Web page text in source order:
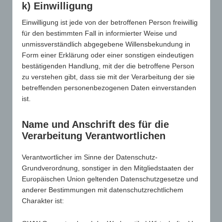
Werbeartikel?“
Dass Werbeartikel gemessen an anderen
Werbeformen zu den kosteneffizientesten
Werbemedien überhaupt gehören und in
der Werbewirkung unschlagbar sind,
belegen aktuelle Studienergebnisse von
k) Einwilligung
Einwilligung ist jede von der betroffenen Person freiwillig
für den bestimmten Fall in informierter Weise und
unmissverständlich abgegebene Willensbekundung in
Form einer Erklärung oder einer sonstigen eindeutigen
bestätigenden Handlung, mit der die betroffene Person
zu verstehen gibt, dass sie mit der Verarbeitung der sie
betreffenden personenbezogenen Daten einverstanden
ist.
Name und Anschrift des für die
Verarbeitung Verantwortlichen
Verantwortlicher im Sinne der Datenschutz-
Grundverordnung, sonstiger in den Mitgliedstaaten der
Europäischen Union geltenden Datenschutzgesetze und
anderer Bestimmungen mit datenschutzrechtlichem
Charakter ist: